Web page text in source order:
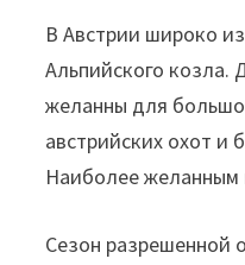
В Австрии широко
Альпийского козла.
желанны для
австрийских охот и
Наиболее желанным
Сезон разрешенной